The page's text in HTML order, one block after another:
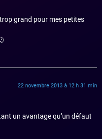
grand pour mes petites
22 novembre 2013 à 12 h 31 min
un avantage qu’un défaut